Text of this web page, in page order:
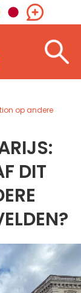
op andere
DIT